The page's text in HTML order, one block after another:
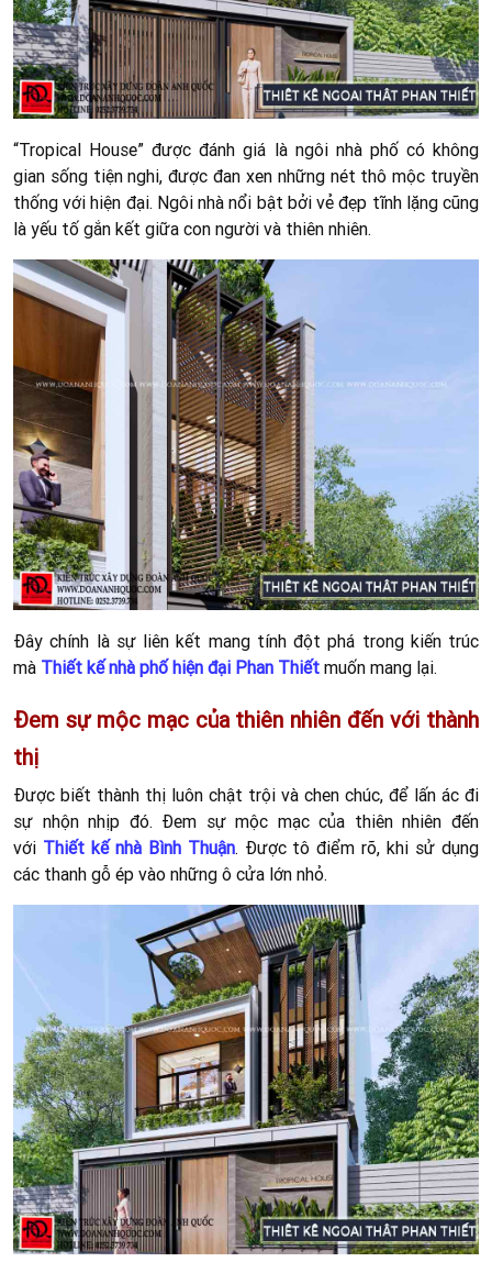
“Tropical House” được đánh giá là ngôi nhà phố có không
gian sống tiện nghi, được đan xen những nét thô mộc truyền
thống với hiện đại. Ngôi nhà nổi bật bởi vẻ đẹp tĩnh lặng cũng
là yếu tố gắn kết giữa con người và thiên nhiên.
Đây chính là sự liên kết mang tính đột phá trong kiến trúc
mà Thiết kế nhà phố hiện đại Phan Thiết muốn mang lại.
Đem sự mộc mạc của thiên nhiên đến với thành
thị
Được biết thành thị luôn chật trội và chen chúc, để lấn ác đi
sự nhộn nhịp đó. Đem sự mộc mạc của thiên nhiên đến
với Thiết kế nhà Bình Thuận. Được tô điểm rõ, khi sử dụng
các thanh gỗ ép vào những ô cửa lớn nhỏ.